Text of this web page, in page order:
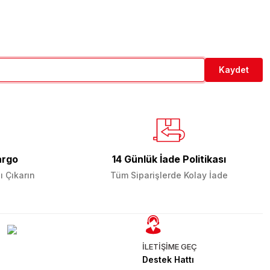
Kaydet
Çıkarın
14 Günlük İade Politikası
Tüm Siparişlerde Kolay İade
İLETİŞİME GEÇ
Destek Hattı